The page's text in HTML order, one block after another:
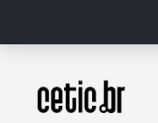
Página inicial